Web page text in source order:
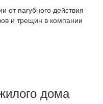
от пагубного действия
и трещин в компании
дома